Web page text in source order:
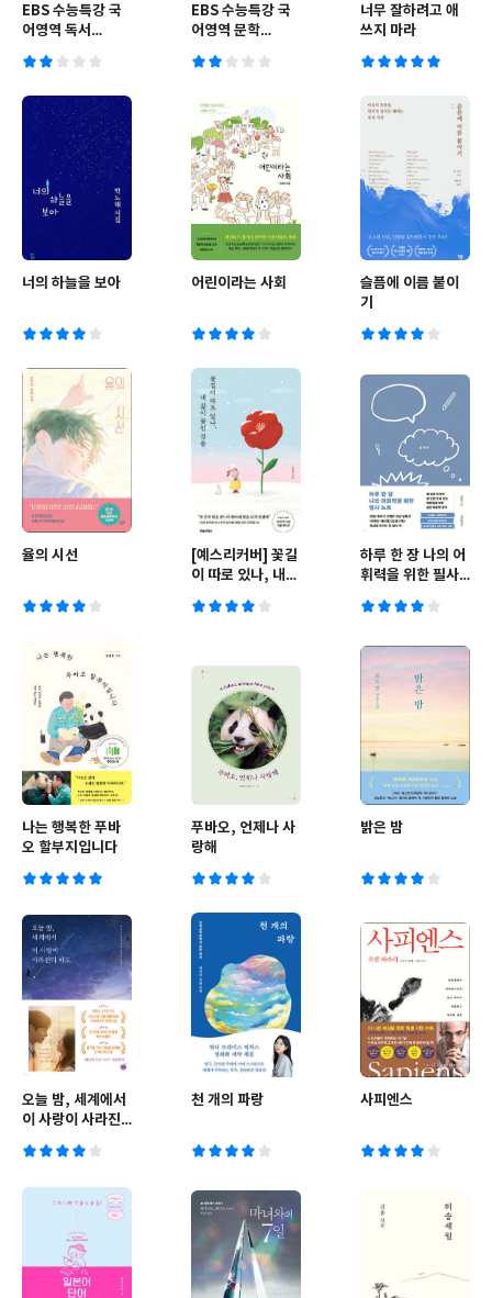
EBS 수능특강 국
어영역 독서
EBS 수능특강 국
어영역 문학
너무 잘하려고 애
쓰지 마라
너의 하늘을 보아 어린이라는 사회
슬픔에 이름 붙이
기
율의 시선
[예스리커버] 꽃길
이 따로 있나, 내
하루 한 장 나의 어
휘력을 위한 필사
나는 행복한 푸바
오 할부지입니다
푸바오, 언제나 사
랑해
밝은 밤
오늘 밤, 세계에서
이 사랑이 사라진
천 개의 파랑 사피엔스